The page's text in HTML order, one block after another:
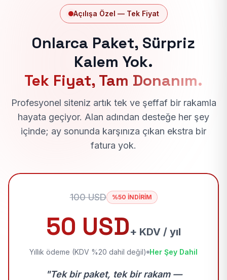
Açılışa Özel — Tek Fiyat
Onlarca Paket, Sürpriz
Kalem Yok.
Tek Fiyat, Tam Donanım.
Profesyonel siteniz artık tek ve şeffaf bir rakamla
hayata geçiyor. Alan adından desteğe her şey
içinde; ay sonunda karşınıza çıkan ekstra bir
fatura yok.
100 USD %50 İNDİRİM
50 USD+ KDV / yıl
Yıllık ödeme (KDV %20 dahil değil) Her Şey Dahil
"Tek bir paket, tek bir rakam —